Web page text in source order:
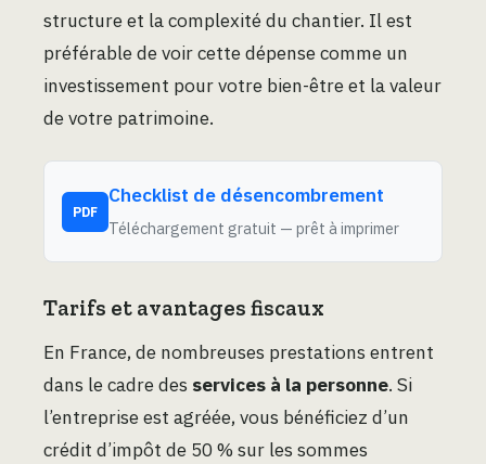
structure et la complexité du chantier. Il est
préférable de voir cette dépense comme un
investissement pour votre bien-être et la valeur
de votre patrimoine.
PDF
Checklist de désencombrement
Téléchargement gratuit — prêt à imprimer
Tarifs et avantages fiscaux
En France, de nombreuses prestations entrent
dans le cadre des services à la personne. Si
l’entreprise est agréée, vous bénéficiez d’un
crédit d’impôt de 50 % sur les sommes